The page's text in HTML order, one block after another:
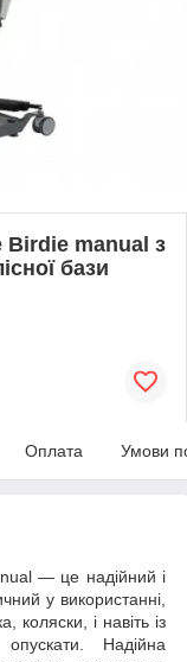
Birdie manual з
бази
Оплата Умови
— це надійний і
у використанні,
коляски, і навіть із
Надійна